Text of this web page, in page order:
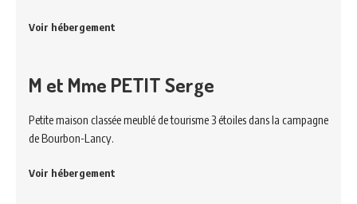
Voir hébergement
M et Mme PETIT Serge
Petite maison classée meublé de tourisme 3 étoiles dans la campagne
de Bourbon-Lancy.
Voir hébergement